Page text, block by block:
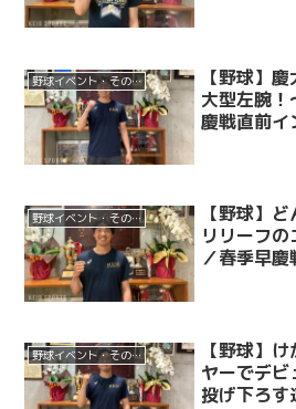
野球イベント・その他
【野球】
大型左腕
慶戦直前イ
野球イベント・その他
【野球】
リリーフ
／春季早
野球イベント・その他
【野球】
ヤーでデ
投げ下ろす